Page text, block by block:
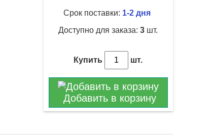
Срок поставки: 1-2 дня
Доступно для заказа:3 шт.
Купить шт.
Добавить в корзину